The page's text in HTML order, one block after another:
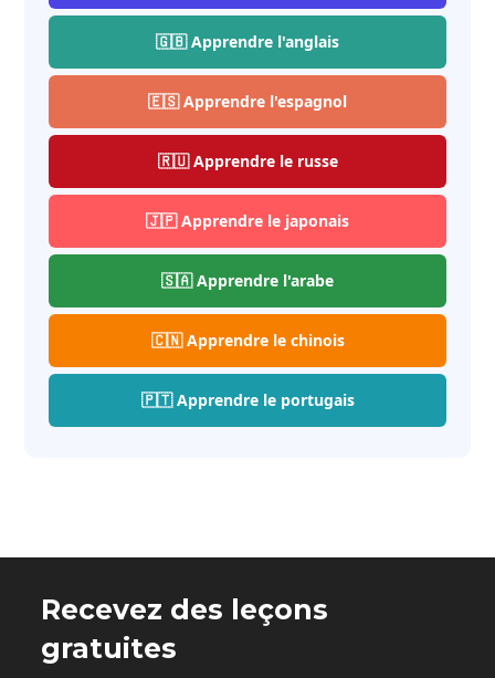
🇬🇧 Apprendre l'anglais
🇪🇸 Apprendre l'espagnol
🇷🇺 Apprendre le russe
🇯🇵 Apprendre le japonais
🇸🇦 Apprendre l'arabe
🇨🇳 Apprendre le chinois
🇵🇹 Apprendre le portugais
Recevez des leçons
gratuites